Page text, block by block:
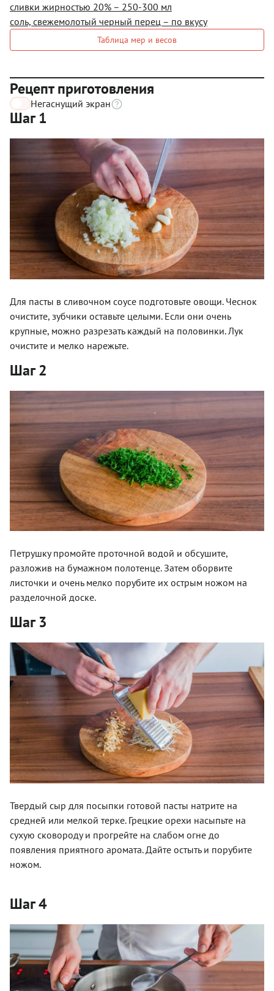
сливки жирностью 20% – 250-300 мл
соль, свежемолотый черный перец – по вкусу
Таблица мер и весов
Рецепт приготовления
Негаснущий экран
Шаг 1
Для пасты в сливочном соусе подготовьте овощи. Чеснок
очистите, зубчики оставьте целыми. Если они очень
крупные, можно разрезать каждый на половинки. Лук
очистите и мелко нарежьте.
Шаг 2
Петрушку промойте проточной водой и обсушите,
разложив на бумажном полотенце. Затем оборвите
листочки и очень мелко порубите их острым ножом на
разделочной доске.
Шаг 3
Твердый сыр для посыпки готовой пасты натрите на
средней или мелкой терке. Грецкие орехи насыпьте на
сухую сковороду и прогрейте на слабом огне до
появления приятного аромата. Дайте остыть и порубите
ножом.
Шаг 4